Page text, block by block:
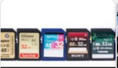
ni
ki
ть